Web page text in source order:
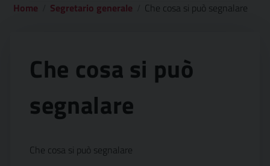
Home Segretario generale Che cosa si può segnalare
Che cosa si può
segnalare
Che cosa si può segnalare